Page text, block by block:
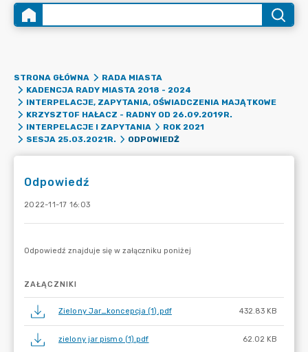
STRONA GŁÓWNA
RADA MIASTA
KADENCJA RADY MIASTA 2018 - 2024
INTERPELACJE, ZAPYTANIA, OŚWIADCZENIA MAJĄTKOWE
KRZYSZTOF HAŁACZ - RADNY OD 26.09.2019R.
INTERPELACJE I ZAPYTANIA
ROK 2021
SESJA 25.03.2021R.
ODPOWIEDŹ
Odpowiedź
2022-11-17 16:03
ZAŁĄCZNIKI
Zielony Jar_koncepcja (1).pdf 432.83 KB
zielony jar pismo (1).pdf 62.02 KB